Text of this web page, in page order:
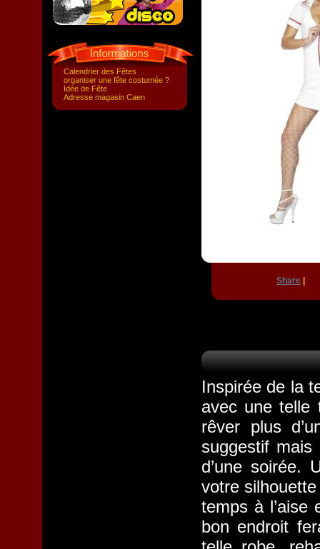
Calendrier des Fêtes
organiser une fête costumée ?
Idée de Fête
Adresse magasin Caen
Share
Inspirée de la
avec une telle
rêver plus
suggestif
d’une soirée.
votre
temps à l’aise
bon endroit